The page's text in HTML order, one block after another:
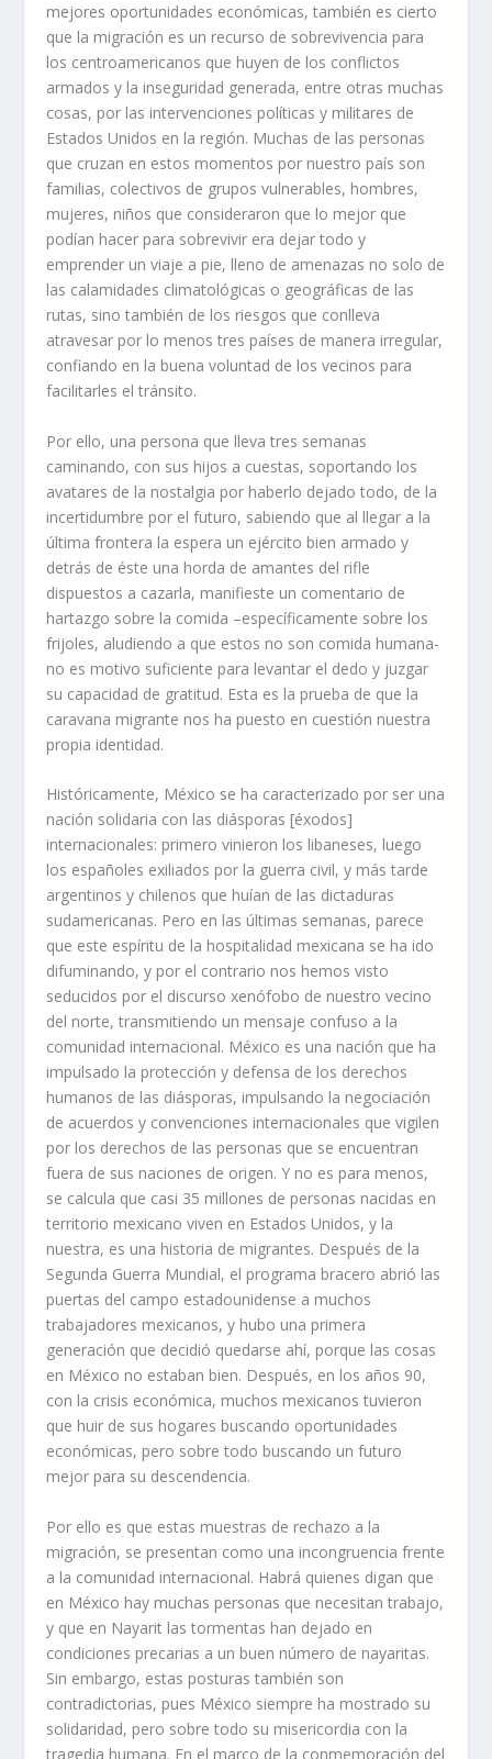
mejores oportunidades económicas, también es cierto
que la migración es un recurso de sobrevivencia para
los centroamericanos que huyen de los conflictos
armados y la inseguridad generada, entre otras muchas
cosas, por las intervenciones políticas y militares de
Estados Unidos en la región. Muchas de las personas
que cruzan en estos momentos por nuestro país son
familias, colectivos de grupos vulnerables, hombres,
mujeres, niños que consideraron que lo mejor que
podían hacer para sobrevivir era dejar todo y
emprender un viaje a pie, lleno de amenazas no solo de
las calamidades climatológicas o geográficas de las
rutas, sino también de los riesgos que conlleva
atravesar por lo menos tres países de manera irregular,
confiando en la buena voluntad de los vecinos para
facilitarles el tránsito.
Por ello, una persona que lleva tres semanas
caminando, con sus hijos a cuestas, soportando los
avatares de la nostalgia por haberlo dejado todo, de la
incertidumbre por el futuro, sabiendo que al llegar a la
última frontera la espera un ejército bien armado y
detrás de éste una horda de amantes del rifle
dispuestos a cazarla, manifieste un comentario de
hartazgo sobre la comida –específicamente sobre los
frijoles, aludiendo a que estos no son comida humana-
no es motivo suficiente para levantar el dedo y juzgar
su capacidad de gratitud. Esta es la prueba de que la
caravana migrante nos ha puesto en cuestión nuestra
propia identidad.
Históricamente, México se ha caracterizado por ser una
nación solidaria con las diásporas [éxodos]
internacionales: primero vinieron los libaneses, luego
los españoles exiliados por la guerra civil, y más tarde
argentinos y chilenos que huían de las dictaduras
sudamericanas. Pero en las últimas semanas, parece
que este espíritu de la hospitalidad mexicana se ha ido
difuminando, y por el contrario nos hemos visto
seducidos por el discurso xenófobo de nuestro vecino
del norte, transmitiendo un mensaje confuso a la
comunidad internacional. México es una nación que ha
impulsado la protección y defensa de los derechos
humanos de las diásporas, impulsando la negociación
de acuerdos y convenciones internacionales que vigilen
por los derechos de las personas que se encuentran
fuera de sus naciones de origen. Y no es para menos,
se calcula que casi 35 millones de personas nacidas en
territorio mexicano viven en Estados Unidos, y la
nuestra, es una historia de migrantes. Después de la
Segunda Guerra Mundial, el programa bracero abrió las
puertas del campo estadounidense a muchos
trabajadores mexicanos, y hubo una primera
generación que decidió quedarse ahí, porque las cosas
en México no estaban bien. Después, en los años 90,
con la crisis económica, muchos mexicanos tuvieron
que huir de sus hogares buscando oportunidades
económicas, pero sobre todo buscando un futuro
mejor para su descendencia.
Por ello es que estas muestras de rechazo a la
migración, se presentan como una incongruencia frente
a la comunidad internacional. Habrá quienes digan que
en México hay muchas personas que necesitan trabajo,
y que en Nayarit las tormentas han dejado en
condiciones precarias a un buen número de nayaritas.
Sin embargo, estas posturas también son
contradictorias, pues México siempre ha mostrado su
solidaridad, pero sobre todo su misericordia con la
tragedia humana. En el marco de la conmemoración del